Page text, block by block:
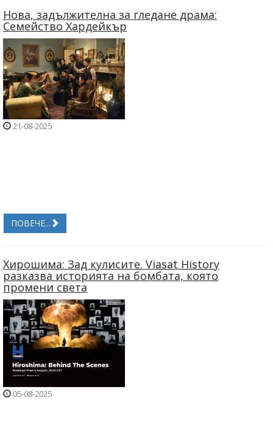
Нова, задължителна за гледане драма:
Семейство Хардейкър
21-08-2025
ПОВЕЧЕ...
Хирошима: Зад кулисите. Viasat History
разказва историята на бомбата, която
промени света
05-08-2025